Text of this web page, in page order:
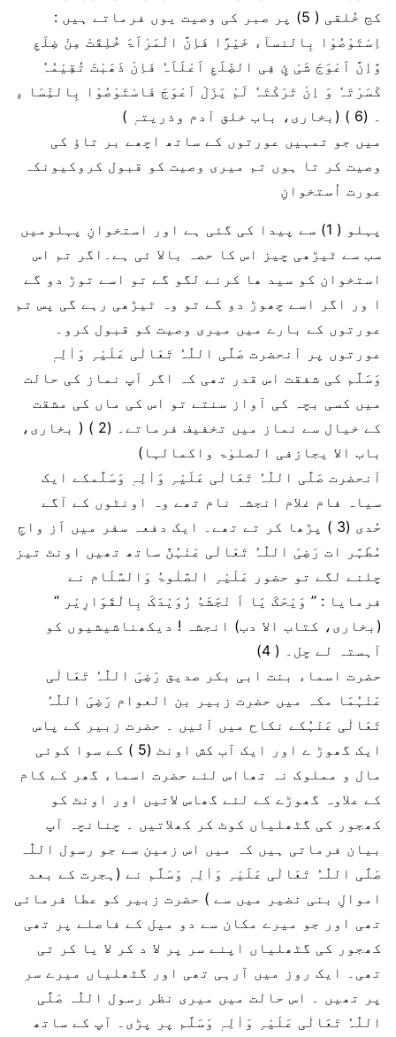
کج خُلقی ( 5) پر صبر کی وصیت یوں فرماتے ہیں :
اِسْتَوْصُوْا بِالنسآء خَیْرًا فَاِنَّ الْمَرْاَۃَ خُلِقَتْ مِنْ ضِلَعِ
وَّاِنَّ اَعْوَجَ شَیْ ئٍ فِی الضِّلَعِ اَعْلَاَہُ فَاِنْ ذَھَبْتَ تُقِیْمُہٗ
کَسَرْتَہٗ وَ اِنْ تَرَکْتَہٗ لَمْ یَزَلْ اَعْوَجَ فَاسْتَوْصُوْا بِالنِّسَا ءِ
۔ (6 ) (بخاری، باب خلق آدم وذریتہٖ )
میں جو تمہیں عورتوں کے ساتھ اچھے بر تاؤ کی
وصیت کر تا ہوں تم میری وصیت کو قبول کروکیونکہ
عورت اُستخوانِ
پہلو ( 1) سے پیدا کی گئی ہے اور استخوانِ پہلومیں
سب سے ٹیڑھی چیز اس کا حصہ بالا ئی ہے۔اگر تم اس
استخوان کو سید ھا کرنے لگو گے تو اسے توڑ دو گے
ا ور اگر اسے چھوڑ دو گے تو وہ ٹیڑھی رہے گی پس تم
عورتوں کے بارے میں میری وصیت کو قبول کرو۔
عورتوں پر آنحضرت صَلَّی اللّٰہُ تَعَالٰی عَلَیْہِ وَاٰلِہٖ
وَسَلَّم کی شفقت اس قدر تھی کہ اگر آپ نماز کی حالت
میں کسی بچہ کی آواز سنتے تو اس کی ماں کی مشقت
کے خیال سے نماز میں تخفیف فرماتے۔ (2 ) ( بخاری،
باب الا یجازفی الصلوٰۃ واکمالہا)
آنحضرت صَلَّی اللّٰہُ تَعَالٰی عَلَیْہِ وَاٰلِہٖ وَسَلَّمکے ایک
سیاہ فام غلام انجشہ نام تھے وہ اونٹوں کے آگے
حُدی (3 ) پڑھا کر تے تھے۔ ایک دفعہ سفر میں اَز واجِ
مُطَہَّر ات رَضِیَ اللّٰہُ تَعَالٰی عَنْہُنَّ ساتھ تھیں اونٹ تیز
چلنے لگے تو حضور عَلَیْہِ الصَّلٰوۃُ وَالسَّلَام نے
فرمایا : ’’ وَیْحَکَ یَا اَ نْجَشَۃُ رُوَیْدَکَ بِالْقَوَارِیْر ‘‘
(بخاری، کتاب الا دب) انجشہ ! دیکھناشیشیوں کو
آہستہ لے چل۔ ( 4)
حضرت اسماء بنت ابی بکر صدیق رَضِیَ اللّٰہُ تَعَالٰی
عَنْہُمَا مکہ میں حضرت زبیر بن العوام رَضِیَ اللّٰہُ
تَعَالٰی عَنْہُکے نکاح میں آئیں ۔ حضرت زبیر کے پاس
ایک گھوڑ ے اور ایک آب کش اونٹ (5 ) کے سوا کوئی
مال و مملوک نہ تھااس لئے حضرت اسماء گھر کے کام
کے علاوہ گھوڑے کے لئے گھاس لاتیں اور اونٹ کو
کھجور کی گٹھلیاں کوٹ کر کھلاتیں ۔ چنانچہ آپ
بیان فرماتی ہیں کہ میں اس زمین سے جو رسول اللّٰہ
صَلَّی اللّٰہُ تَعَالٰی عَلَیْہِ وَاٰلِہٖ وَسَلَّم نے (ہجرت کے بعد
اموالِ بنی نضیر میں سے ) حضرت زبیر کو عطا فرمائی
تھی اور جو میرے مکان سے دو میل کے فاصلے پر تھی
کھجور کی گٹھلیاں اپنے سر پر لا د کر لا یا کر تی
تھی۔ ایک روز میں آرہی تھی اور گٹھلیاں میرے سر
پر تھیں ۔ اس حالت میں میری نظر رسول اللّٰہ صَلَّی
اللّٰہُ تَعَالٰی عَلَیْہِ وَاٰلِہٖ وَسَلَّم پر پڑی۔ آپ کے ساتھ